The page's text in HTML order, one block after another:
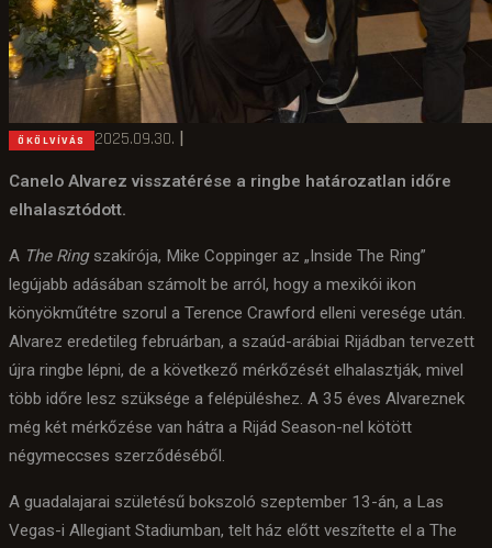
ÖKÖLVÍVÁS 2025.09.30. |
Canelo Alvarez visszatérése a ringbe határozatlan időre
elhalasztódott.
A The Ringszakírója, Mike Coppinger az „Inside The Ring”
legújabb adásában számolt be arról, hogy a mexikói ikon
könyökműtétre szorul a Terence Crawford elleni veresége után.
Alvarez eredetileg februárban, a szaúd-arábiai Rijádban tervezett
újra ringbe lépni, de a következő mérkőzését elhalasztják, mivel
több időre lesz szüksége a felépüléshez. A 35 éves Alvareznek
még két mérkőzése van hátra a Rijád Season-nel kötött
négymeccses szerződéséből.
A guadalajarai születésű bokszoló szeptember 13-án, a Las
Vegas-i Allegiant Stadiumban, telt ház előtt veszítette el a The